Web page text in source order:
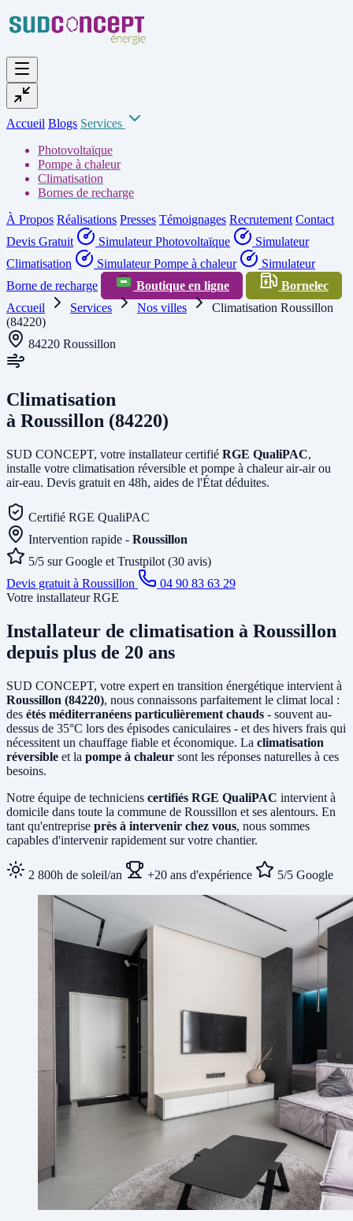
Accueil Blogs Services
Photovoltaïque
Pompe à chaleur
Climatisation
Bornes de recharge
À Propos Réalisations Presses Témoignages Recrutement Contact
Devis Gratuit
Simulateur Photovoltaïque
Simulateur
Climatisation
Simulateur Pompe à chaleur
Simulateur
Borne de recharge
Boutique en ligne
Bornelec
Accueil
Services Nos villes
Climatisation Roussillon
(84220)
84220 Roussillon
Climatisation
à Roussillon (84220)
SUD CONCEPT, votre installateur certifié RGE QualiPAC,
installe votre climatisation réversible et pompe à chaleur air-air ou
air-eau. Devis gratuit en 48h, aides de l'État déduites.
Certifié RGE QualiPAC
Intervention rapide - Roussillon
5/5 sur Google et Trustpilot (30 avis)
Devis gratuit à Roussillon
04 90 83 63 29
Votre installateur RGE
Installateur de climatisation à Roussillon
depuis plus de 20 ans
SUD CONCEPT, votre expert en transition énergétique intervient à
Roussillon (84220), nous connaissons parfaitement le climat local :
des étés méditerranéens particulièrement chauds - souvent au-
dessus de 35°C lors des épisodes caniculaires - et des hivers frais qui
nécessitent un chauffage fiable et économique. La climatisation
réversible et la pompe à chaleur sont les réponses naturelles à ces
besoins.
Notre équipe de techniciens certifiés RGE QualiPAC intervient à
domicile dans toute la commune de Roussillon et ses alentours. En
tant qu'entreprise près à intervenir chez vous, nous sommes
capables d'intervenir rapidement sur votre chantier.
2 800h de soleil/an +20 ans d'expérience 5/5 Google